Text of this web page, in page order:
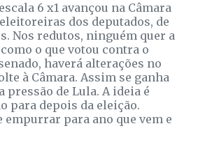
6 x1 avançou na Câmara
dos deputados, de
Nos redutos, ninguém quer a
o que votou contra o
haverá alterações no
à Câmara. Assim se ganha
pressão de Lula. A ideia é
para depois da eleição.
empurrar para ano que vem e